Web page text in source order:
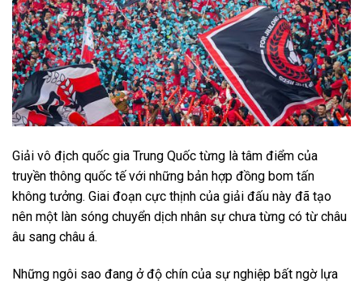
Giải vô địch quốc gia Trung Quốc từng là tâm điểm của
truyền thông quốc tế với những bản hợp đồng bom tấn
không tưởng. Giai đoạn cực thịnh của giải đấu này đã tạo
nên một làn sóng chuyển dịch nhân sự chưa từng có từ châu
âu sang châu á.
Những ngôi sao đang ở độ chín của sự nghiệp bất ngờ lựa